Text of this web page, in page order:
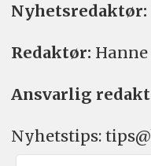
Nyhetsredaktør:
Redaktør:
Ansvarlig
Nyhetstips: